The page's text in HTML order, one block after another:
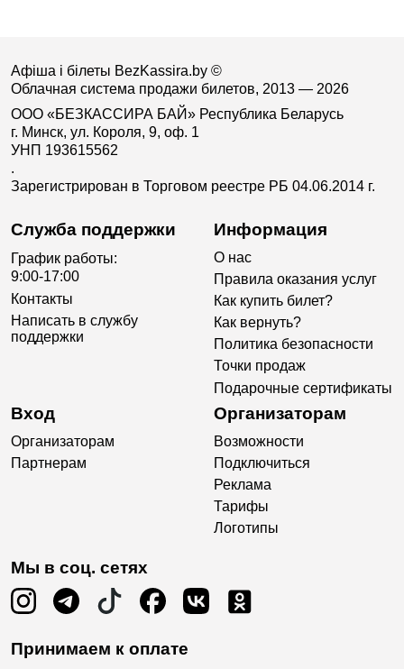
Афіша і білеты BezKassira.by ©
Облачная система продажи билетов, 2013 — 2026
ООО «БЕЗКАССИРА БАЙ» Республика Беларусь
г. Минск, ул. Короля, 9, оф. 1
УНП 193615562
.
Зарегистрирован в Торговом реестре РБ 04.06.2014 г.
Служба поддержки
График работы:
9:00-17:00
Контакты
Написать в службу
поддержки
Информация
О нас
Правила оказания услуг
Как купить билет?
Как вернуть?
Политика безопасности
Точки продаж
Подарочные сертификаты
Вход
Организаторам
Партнерам
Организаторам
Возможности
Подключиться
Реклама
Тарифы
Логотипы
Мы в соц. сетях
Принимаем к оплате